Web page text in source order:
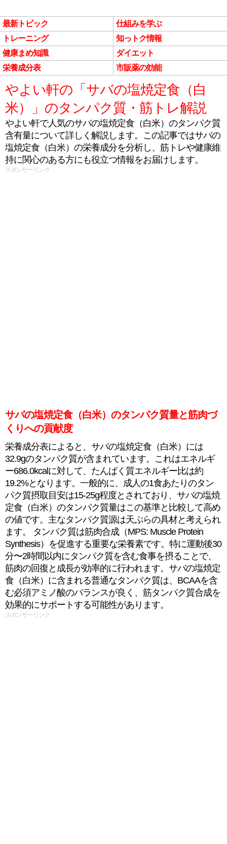
最新トピック
仕組みを学ぶ
トレーニング
知っトク情報
健康まめ知識
ダイエット
栄養成分表
市販薬の効能
やよい軒の「サバの塩焼定食（白
米）」のタンパク質・筋トレ解説
やよい軒で人気のサバの塩焼定食（白米）のタンパク質
含有量について詳しく解説します。この記事ではサバの
塩焼定食（白米）の栄養成分を分析し、筋トレや健康維
持に関心のある方にも役立つ情報をお届けします。
スポンサーリンク
サバの塩焼定食（白米）のタンパク質量と筋肉づ
くりへの貢献度
栄養成分表によると、サバの塩焼定食（白米）には
32.9gのタンパク質が含まれています。これはエネルギ
ー686.0kcalに対して、たんぱく質エネルギー比は約
19.2%となります。一般的に、成人の1食あたりのタン
パク質摂取目安は15-25g程度とされており、サバの塩焼
定食（白米）のタンパク質量はこの基準と比較して高め
の値です。主なタンパク質源は天ぷらの具材と考えられ
ます。 タンパク質は筋肉合成（MPS: Muscle Protein
Synthesis）を促進する重要な栄養素です。特に運動後30
分〜2時間以内にタンパク質を含む食事を摂ることで、
筋肉の回復と成長が効率的に行われます。サバの塩焼定
食（白米）に含まれる普通なタンパク質は、BCAAを含
む必須アミノ酸のバランスが良く、筋タンパク質合成を
効果的にサポートする可能性があります。
スポンサーリンク